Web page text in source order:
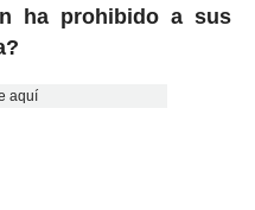
ha prohibido a sus
aquí